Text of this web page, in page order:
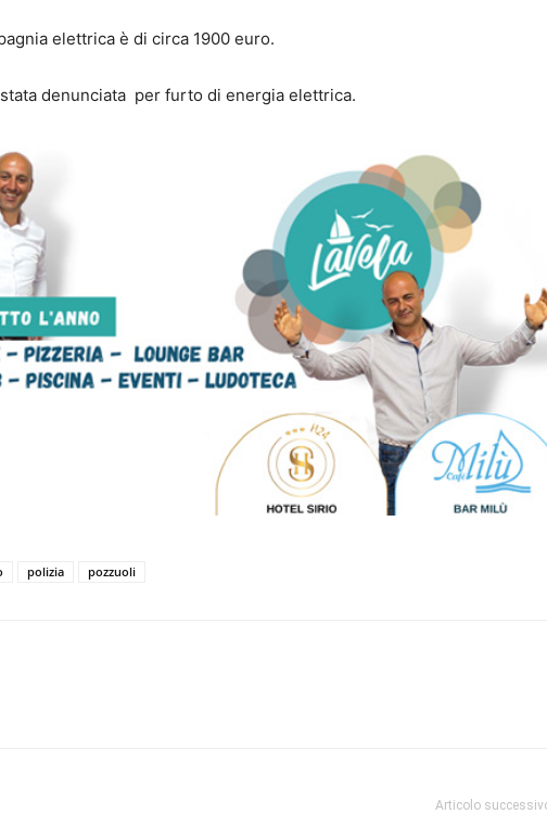
elettrica è di circa 1900 euro.
denunciata per furto di energia elettrica.
polizia pozzuoli
Articolo